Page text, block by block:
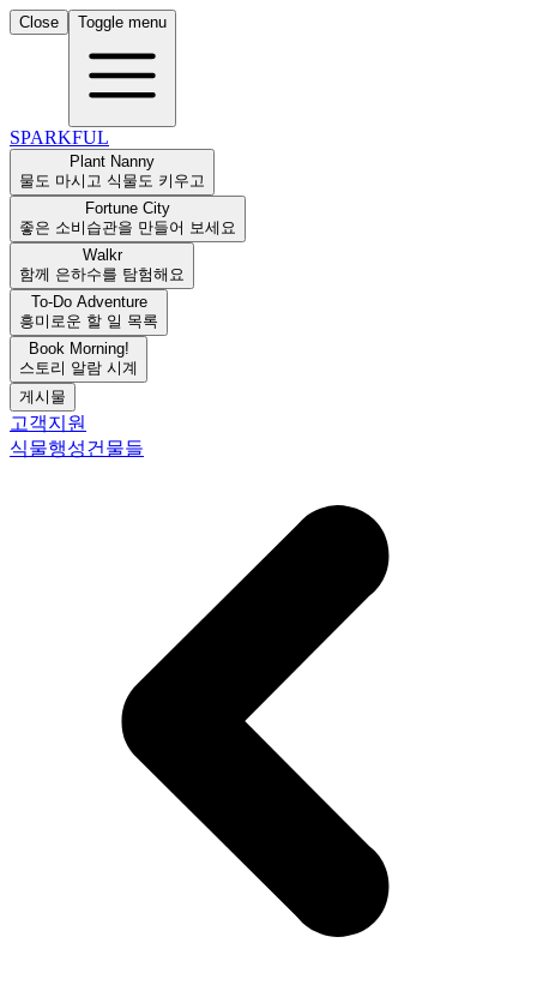
Close Toggle menu
SPARKFUL
Plant Nanny
물도 마시고 식물도 키우고
Fortune City
좋은 소비습관을 만들어 보세요
Walkr
함께 은하수를 탐험해요
To-Do Adventure
흥미로운 할 일 목록
Book Morning!
스토리 알람 시계
게시물
고객지원
식물행성건물들